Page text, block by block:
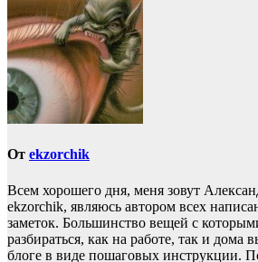
От ekzorchik
Всем хорошего дня, меня зовут
ekzorchik, являюсь автором всех
заметок. Большинство вещей с
разбираться, как на работе, так и
блоге в виде пошаговых инструкции.